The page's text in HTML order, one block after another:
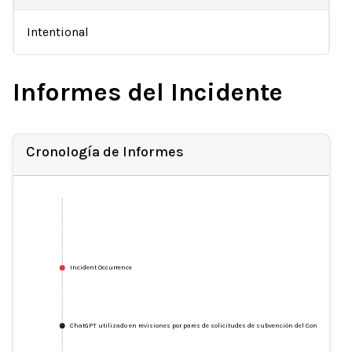
Intentional
Informes del Incidente
Cronología de Informes
Incident Occurrence
ChatGPT utilizado en revisiones por pares de solicitudes de subvención del Consejo de